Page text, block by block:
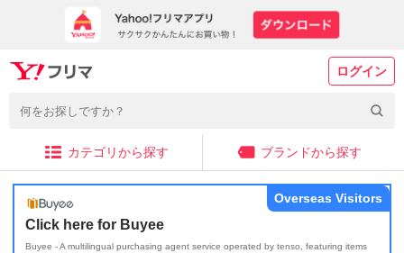
ログイン
カテゴリから探す ブランドから探す
Click here for Buyee
Buyee - A multilingual purchasing agent service operated by tenso, featuring items
Overseas Visitors